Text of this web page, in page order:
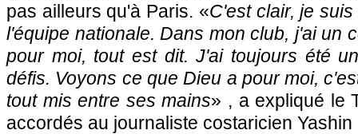
pas ailleurs qu'à Paris. «C'est clair, je
l'équipe nationale. Dans mon club, j'ai un
pour moi, tout est dit. J'ai toujours été
défis. Voyons ce que Dieu a pour moi,
tout mis entre ses mains» , a expliqué le
accordés au journaliste costaricien